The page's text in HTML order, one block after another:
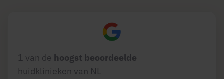
1 van de hoogst beoordeelde
huidklinieken van NL